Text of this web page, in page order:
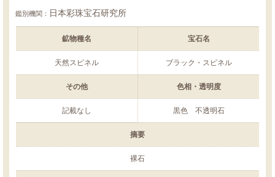
鑑別機関： 日本彩珠宝石研究所
鉱物種名 宝石名
天然スピネル ブラック・スピネル
その他 色相・透明度
記載なし 黒色 不透明石
摘要
裸石